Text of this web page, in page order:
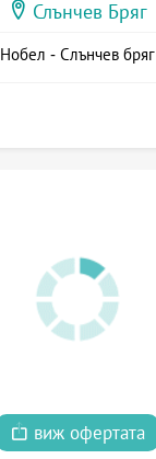
Слънчев Бряг
Нобел - Слънчев бряг
виж офертата